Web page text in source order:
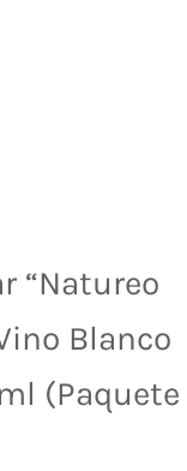
“Natureo
Blanco
(Paquete